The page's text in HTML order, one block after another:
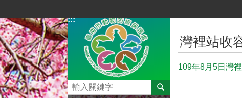
:::
搜尋
:::
灣裡站收
109年8月5日灣